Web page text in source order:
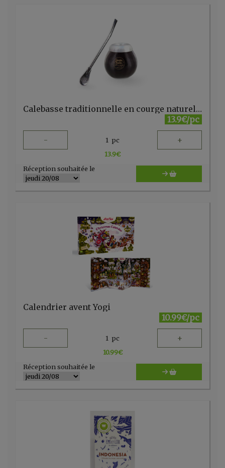
Calebasse traditionnelle en courge naturelle + paille
13.9€/pc
- 1 pc +
13.9€
Réception souhaitée le
Calendrier avent Yogi
10.99€/pc
- 1 pc +
10.99€
Réception souhaitée le